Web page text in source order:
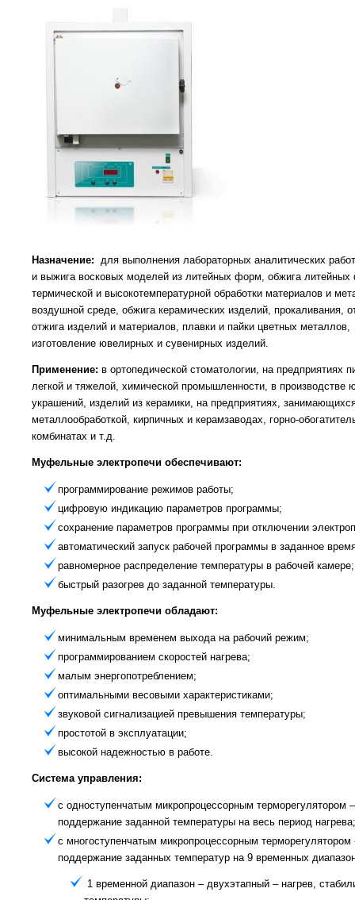
Назначение: для выполнения лабораторных аналитических
и выжига восковых моделей из литейных форм, обжига
термической и высокотемпературной обработки материалов и
воздушной среде, обжига керамических изделий, прокаливания,
отжига изделий и материалов, плавки и пайки цветных металлов,
изготовление ювелирных и сувенирных изделий.
Применение: в ортопедической стоматологии, на предприятиях
легкой и тяжелой, химической промышленности, в производстве
украшений, изделий из керамики, на предприятиях,
металлообработкой, кирпичных и керамзаводах, горно-
комбинатах и т.д.
Муфельные электропечи обеспечивают:
программирование режимов работы;
цифровую индикацию параметров программы;
сохранение параметров программы при отключении
автоматический запуск рабочей программы в заданное
равномерное распределение температуры в рабочей камере;
быстрый разогрев до заданной температуры.
Муфельные электропечи обладают:
минимальным временем выхода на рабочий режим;
программированием скоростей нагрева;
малым энергопотреблением;
оптимальными весовыми характеристиками;
звуковой сигнализацией превышения температуры;
простотой в эксплуатации;
высокой надежностью в работе.
Система управления:
с одноступенчатым микропроцессорным терморегулятором –
поддержание заданной температуры на весь период нагрева;
с многоступенчатым микропроцессорным терморегулятором
поддержание заданных температур на 9 временных
1 временной диапазон – двухэтапный – нагрев,